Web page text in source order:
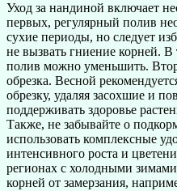
Уход за нандиной включает
первых, регулярный полив
сухие периоды, но следует
не вызвать гниение корней.
полив можно уменьшить.
обрезка. Весной
обрезку, удаляя засохшие и
поддерживать здоровье
Также, не забывайте о
использовать комплексные
интенсивного роста и
регионах с холодными
корней от замерзания,